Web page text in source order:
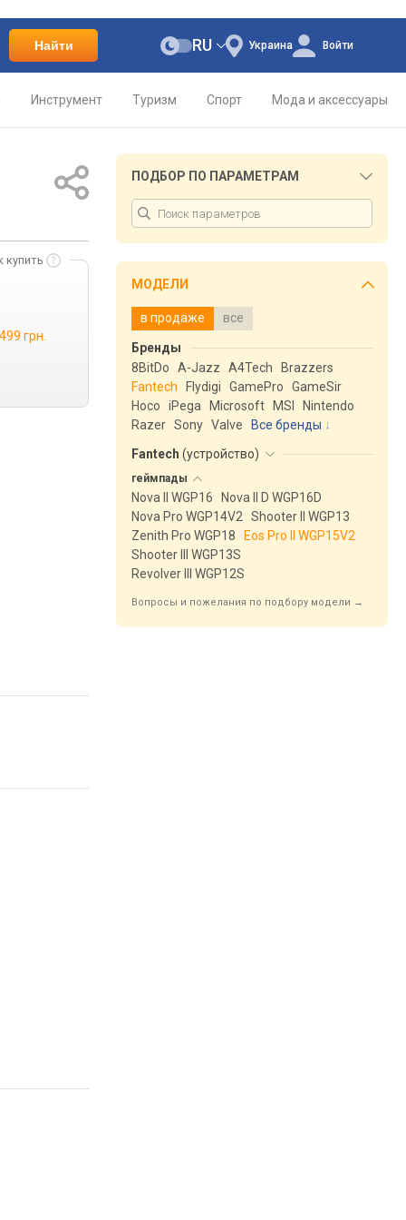
Найти Украина
RU Войти
Инструмент Туризм Спорт Мода и аксессуары
купить
грн.
ПОДБОР ПО ПАРАМЕТРАМ
МОДЕЛИ
в продаже все
Бренды
8BitDo
A-Jazz A4Tech
Brazzers
Fantech
Flydigi GamePro
GameSir
Hoco
iPega Microsoft MSI
Nintendo
Razer Sony Valve
Все бренды
Fantech (устройство)
геймпады
Nova II WGP16
Nova II D WGP16D
Nova Pro WGP14V2
Shooter II WGP13
Zenith Pro WGP18
Eos Pro II WGP15V2
Shooter III WGP13S
Revolver III WGP12S
Вопросы и пожелания по подбору модели →